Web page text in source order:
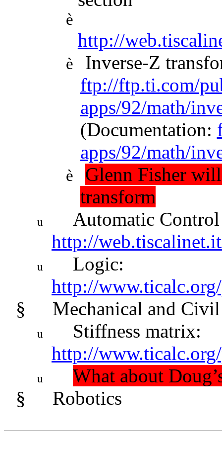
è
http://
è
Inverse-Z
ftp://ftp.ti.com/
apps/92/math/
(Documentation:
apps/92/math/
è
Glenn Fisher
transform
u
Automatic
http://
u
Logic:
http://
§
Mechanical and Civil
u
Stiffness matrix:
http://
u
What about
§
Robotics